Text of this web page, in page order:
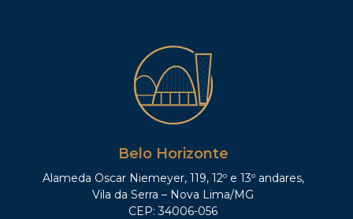
Belo Horizonte
Alameda Oscar Niemeyer, 119, 12º e 13º andares,
Vila da Serra – Nova Lima/MG
CEP: 34006-056